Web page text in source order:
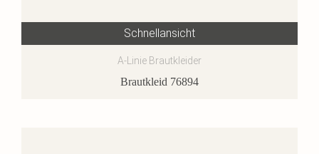
Schnellansicht
A-Linie Brautkleider
Brautkleid 76894